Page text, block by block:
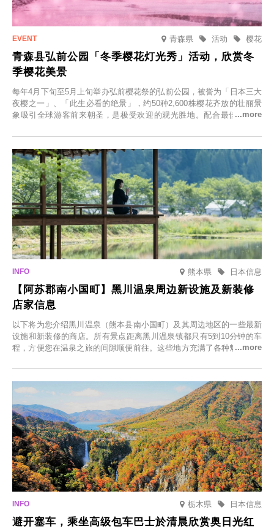
青森県 樱花
活动
青森县弘前公园「冬季樱花灯光秀」活动，欣赏冬
季樱花美景
每年4月下旬至5月上旬举办弘前樱花祭的弘前公园，被誉为「日本三大
夜樱之一」、「此生必看的绝景」，约50种2,600株樱花齐放的壮丽景
象吸引全球游客前来朝圣，是极受欢迎的观光胜地。配合最佳观雪时
「冬季樱花灯光秀」。
熊本県 日本信息
【阿苏郡南小国町】黑川温泉周边新设施及新装修
店家信息
以下将为您介绍黑川温泉（熊本县南小国町）及其周边地区的一些最新
设施和新装修的商店。所有景点距离黑川温泉镇都只有5到10分钟的车
程，方便您在温泉之旅的间隙顺便前往。这些地方充满了各种魅力，包
食材的餐厅。让您体验黑川温泉的全新乐趣。
栃木県 日本信息
避开塞车，乘坐高级包车巴士於清晨欣赏奥日光红